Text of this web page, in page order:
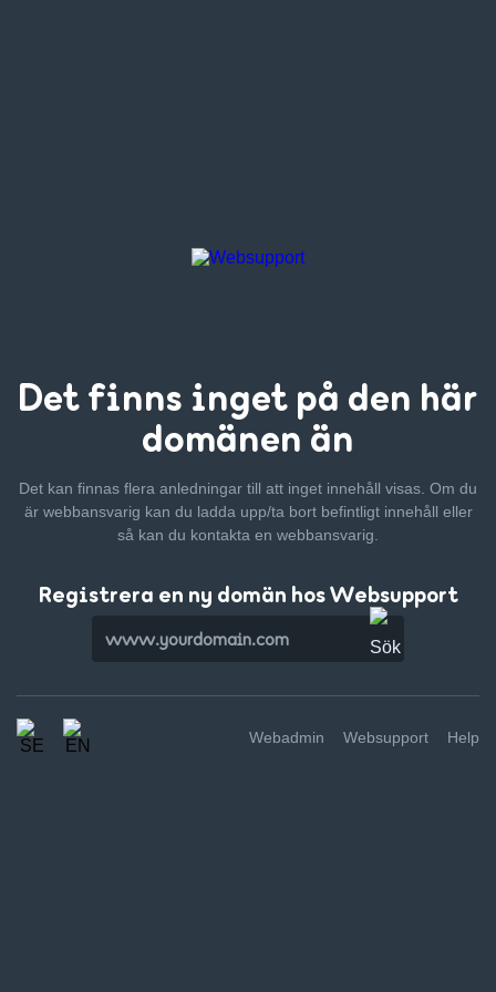
Det finns inget på den här
domänen än
Det kan finnas flera anledningar till att inget innehåll visas. Om du
är webbansvarig kan du ladda upp/ta bort befintligt innehåll eller
så kan du kontakta en webbansvarig.
Registrera en ny domän hos Websupport
Webadmin Websupport Help